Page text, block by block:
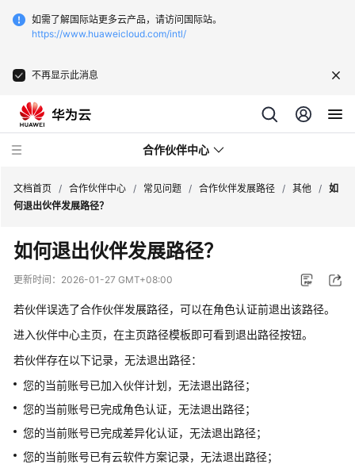
如需了解国际站更多云产品，请访问国际站。
https://www.huaweicloud.com/intl/
不再显示此消息
合作伙伴中心
用
户
指
常
见
问
题
概
览
文档首页 / 合作伙伴中心 / 常见问题 / 合作伙伴发展路径 / 其他 / 如
何退出伙伴发展路径？
如何退出伙伴发展路径？
更新时间： 2026-01-27 GMT+08:00
若伙伴误选了合作伙伴发展路径，可以在角色认证前退出该路径。
进入伙伴中心主页，在主页路径模板即可看到退出路径按钮。
若伙伴存在以下记录，无法退出路径：
您的当前账号已加入伙伴计划，无法退出路径；
您的当前账号已完成角色认证，无法退出路径；
您的当前账号已完成差异化认证，无法退出路径；
您的当前账号已有云软件方案记录，无法退出路径；